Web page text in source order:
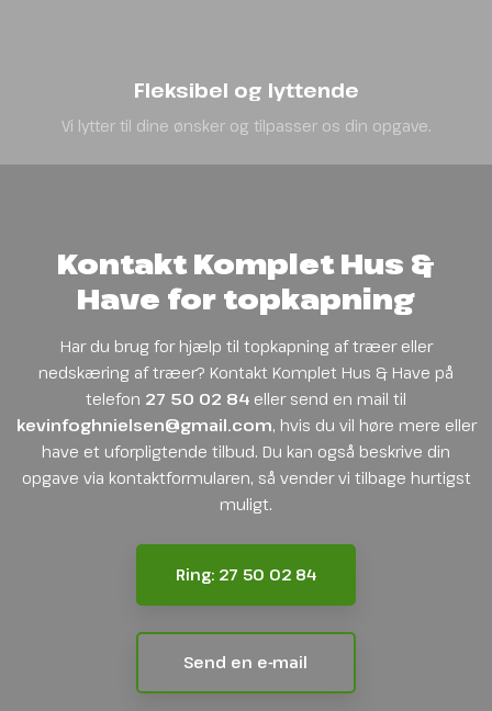
Fleksibel og lyttende
Vi lytter til dine ønsker og tilpasser os din opgave.
Kontakt Komplet Hus &
Have for topkapning
Har du brug for hjælp til topkapning af træer eller
nedskæring af træer? Kontakt Komplet Hus & Have på
telefon 27 50 02 84 eller send en mail til
kevinfoghnielsen@gmail.com, hvis du vil høre mere eller
have et uforpligtende tilbud. Du kan også beskrive din
opgave via kontaktformularen, så vender vi tilbage hurtigst
muligt.
Ring: 27 50 02 84
Send en e-mail